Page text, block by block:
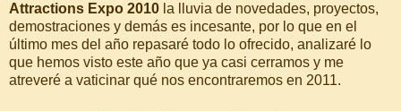
Attractions Expo 2010 la lluvia de novedades, proyectos,
demostraciones y demás es incesante, por lo que en el
último mes del año repasaré todo lo ofrecido, analizaré lo
que hemos visto este año que ya casi cerramos y me
atreveré a vaticinar qué nos encontraremos en 2011.